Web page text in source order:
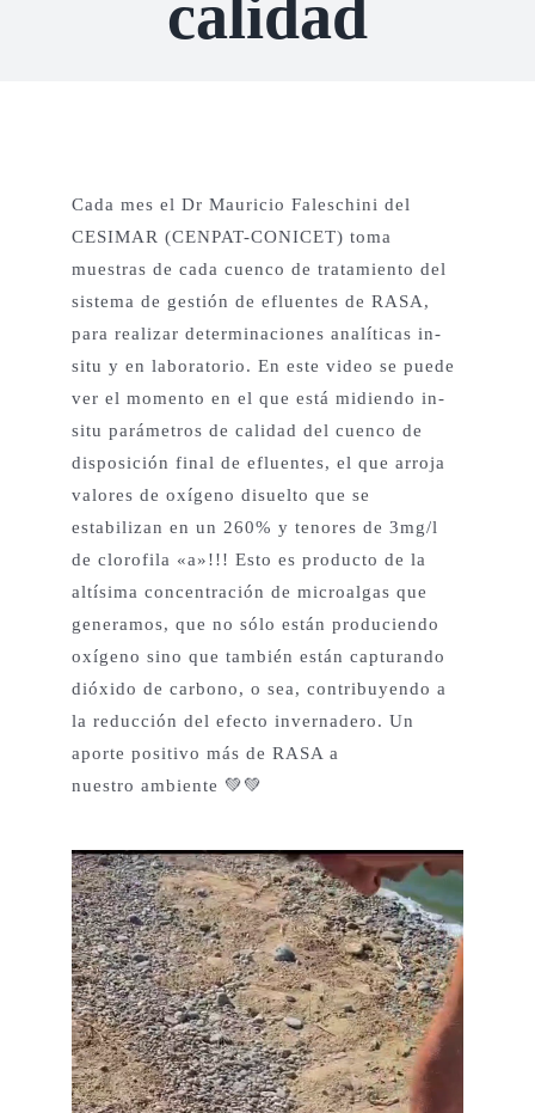
Nuestras Aves
Contacto
English
calidad
Cada mes el Dr Mauricio Faleschini del
CESIMAR (CENPAT-CONICET) toma
muestras de cada cuenco de tratamiento del
sistema de gestión de efluentes de RASA,
para realizar determinaciones analíticas in-
situ y en laboratorio. En este video se puede
ver el momento en el que está midiendo in-
situ parámetros de calidad del cuenco de
disposición final de efluentes, el que arroja
valores de oxígeno disuelto que se
estabilizan en un 260% y tenores de 3mg/l
de clorofila «a»!!! Esto es producto de la
altísima concentración de microalgas que
generamos, que no sólo están produciendo
oxígeno sino que también están capturando
dióxido de carbono, o sea, contribuyendo a
la reducción del efecto invernadero. Un
aporte positivo más de RASA a
nuestro ambiente 💚💚